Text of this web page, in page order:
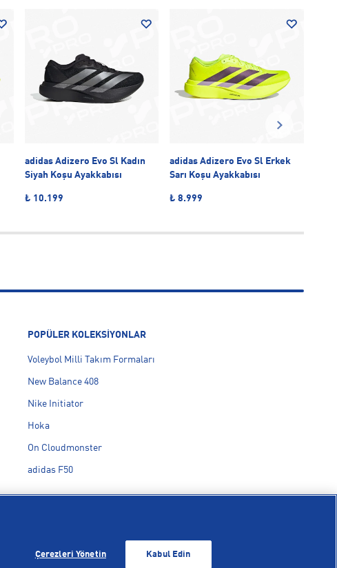
adidas Adizero Evo Sl Kadın
Siyah Koşu Ayakkabısı
₺ 10.199
adidas Adizero Evo Sl Erkek
Sarı Koşu Ayakkabısı
₺ 8.999
POPÜLER KOLEKSİYONLAR
Voleybol Milli Takım Formaları
New Balance 408
Nike Initiator
Hoka
On Cloudmonster
adidas F50
Çerezleri Yönetin Kabul Edin